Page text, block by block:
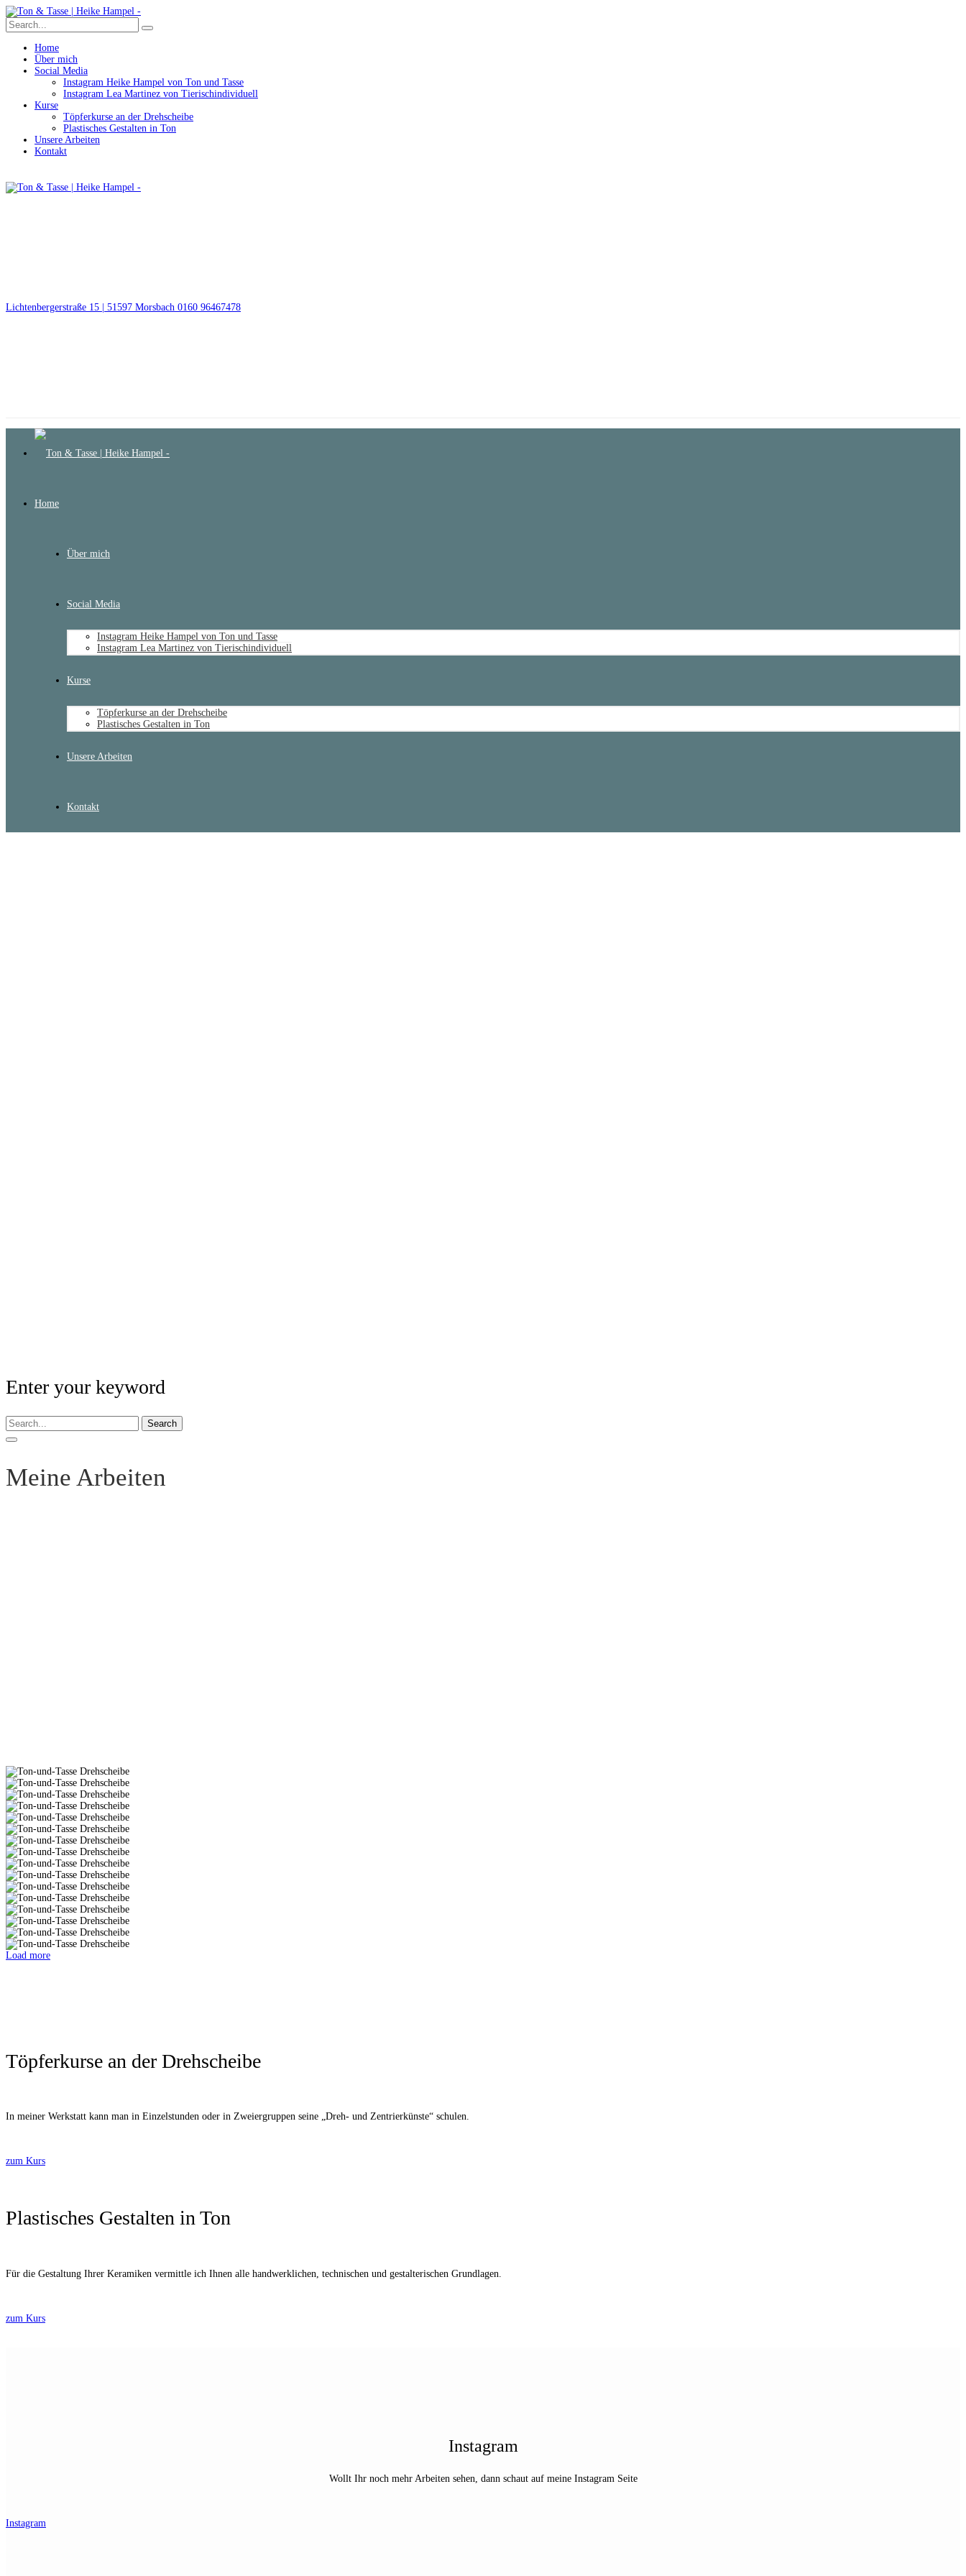
Home
Über mich
Social Media
Instagram Heike Hampel von Ton und Tasse
Instagram Lea Martinez von Tierischindividuell
Kurse
Töpferkurse an der Drehscheibe
Plastisches Gestalten in Ton
Unsere Arbeiten
Kontakt
Lichtenbergerstraße 15 | 51597 Morsbach 0160 96467478
Home
Über mich
Social Media
Instagram Heike Hampel von Ton und Tasse
Instagram Lea Martinez von Tierischindividuell
Kurse
Töpferkurse an der Drehscheibe
Plastisches Gestalten in Ton
Unsere Arbeiten
Kontakt
Enter your keyword
Search
Meine Arbeiten
Load more
Töpferkurse an der Drehscheibe
In meiner Werkstatt kann man in Einzelstunden oder in Zweiergruppen seine „Dreh- und Zentrierkünste“ schulen.
zum Kurs
Plastisches Gestalten in Ton
Für die Gestaltung Ihrer Keramiken vermittle ich Ihnen alle handwerklichen, technischen und gestalterischen Grundlagen.
zum Kurs
Instagram
Wollt Ihr noch mehr Arbeiten sehen, dann schaut auf meine Instagram Seite
Instagram